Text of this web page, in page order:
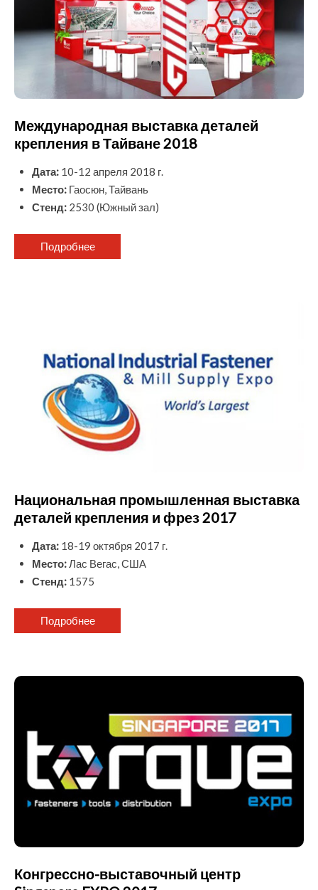
Международная выставка деталей
крепления в Тайване 2018
Дата: 10-12 апреля 2018 г.
Место: Гаосюн, Тайвань
Стенд: 2530 (Южный зал)
Подробнее
Национальная промышленная выставка
деталей крепления и фрез 2017
Дата: 18-19 октября 2017 г.
Место:Лас Вегас, США
Стенд: 1575
Подробнее
Конгрессно-выставочный центр